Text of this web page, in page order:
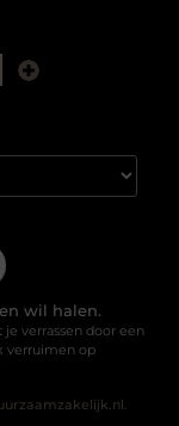
wil halen.
verrassen door een
verruimen op